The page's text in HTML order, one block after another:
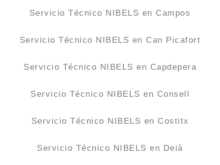
Servicio Técnico NIBELS en Campos
Servicio Técnico NIBELS en Can Picafort
Servicio Técnico NIBELS en Capdepera
Servicio Técnico NIBELS en Consell
Servicio Técnico NIBELS en Costitx
Servicio Técnico NIBELS en Deià